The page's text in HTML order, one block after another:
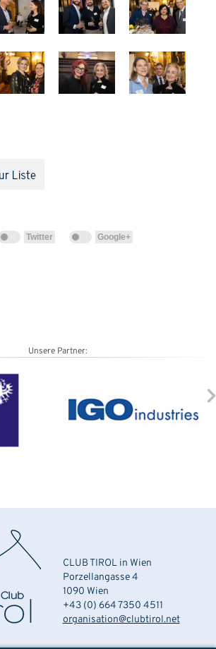
Twitter Google+
Unsere Partner:
CLUB TIROL in Wien
Porzellangasse 4
1090 Wien
+43 (0) 664 7350 4511
organisation@clubtirol.net